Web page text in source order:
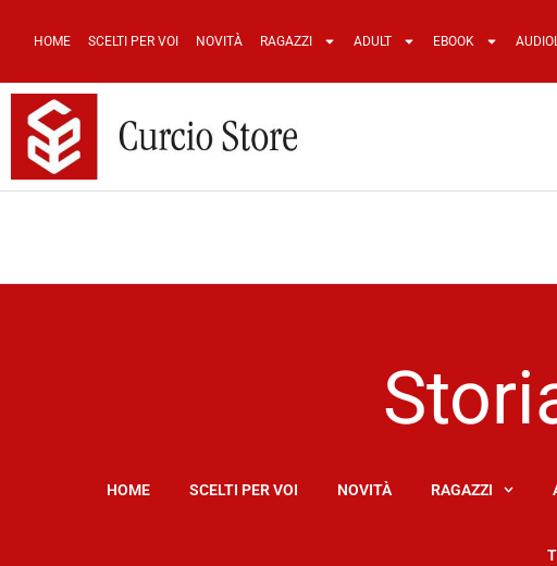
HOME SCELTI PER VOI NOVITÀ RAGAZZI ADULT EBOOK
HOME SCELTI PER VOI NOVITÀ RAGAZZI